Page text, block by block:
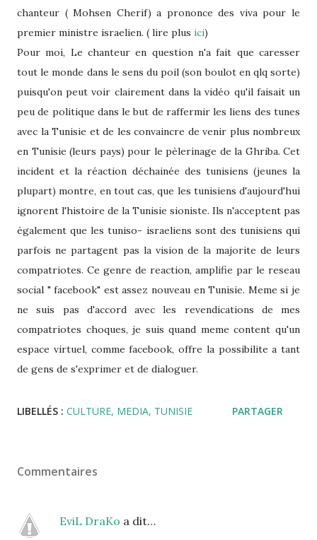
chanteur ( Mohsen Cherif) a prononce des viva pour le
premier ministre israelien. ( lire plus ici)
Pour moi, Le chanteur en question n'a fait que caresser
tout le monde dans le sens du poil (son boulot en qlq sorte)
puisqu'on peut voir clairement dans la vidéo qu'il faisait un
peu de politique dans le but de raffermir les liens des tunes
avec la Tunisie et de les convaincre de venir plus nombreux
en Tunisie (leurs pays) pour le pèlerinage de la Ghriba. Cet
incident et la réaction déchainée des tunisiens (jeunes la
plupart) montre, en tout cas, que les tunisiens d'aujourd'hui
ignorent l'histoire de la Tunisie sioniste. Ils n'acceptent pas
également que les tuniso- israeliens sont des tunisiens qui
parfois ne partagent pas la vision de la majorite de leurs
compatriotes. Ce genre de reaction, amplifie par le reseau
social " facebook" est assez nouveau en Tunisie. Meme si je
ne suis pas d'accord avec les revendications de mes
compatriotes choques, je suis quand meme content qu'un
espace virtuel, comme facebook, offre la possibilite a tant
de gens de s'exprimer et de dialoguer.
LIBELLÉS : CULTURE MEDIA TUNISIE PARTAGER
Commentaires
EviL DraKo a dit…